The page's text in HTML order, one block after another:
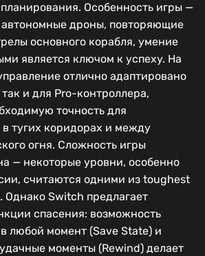
планирования. Особенность игры —
дроны, повторяющие
основного корабля, умение
является ключом к успеху. На
отлично адаптировано
и для Pro-контроллера,
точность для
тугих коридорах и между
огня. Сложность игры
— некоторые уровни, особенно
считаются одними из toughest
Однако Switch предлагает
спасения: возможность
любой момент (Save State) и
моменты (Rewind) делает